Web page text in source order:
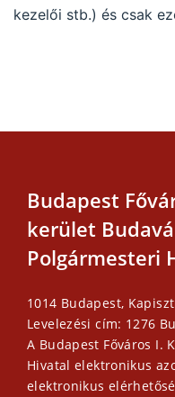
kezelői stb.) és csak
Budapest
kerület
Polgármesteri
1014 Budapest,
Levelezési cím: 1276
A Budapest Főváros I.
Hivatal elektronikus
elektronikus